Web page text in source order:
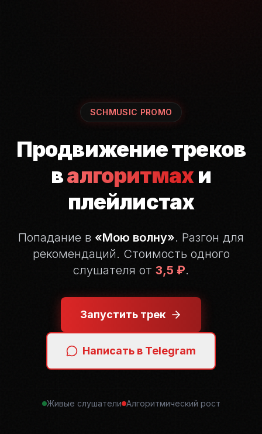
SCHMUSIC PROMO
Продвижение треков
валгоритмахи
плейлистах
Попадание в «Мою волну». Разгон для
рекомендаций. Стоимость одного
слушателя от 3,5 ₽.
Запустить трек
Написать в Telegram
Живые слушатели Алгоритмический рост